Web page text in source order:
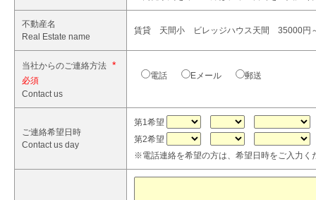
不動産名
Real Estate name
賃貸 天間小 ビレッジハウス天間 35000円
当社からのご連絡方法 *
Contact us
電話 Eメール 郵送
ご連絡希望日時
Contact us day
第1希望
第2希望
※電話連絡を希望の方は、希望日時をご入力く